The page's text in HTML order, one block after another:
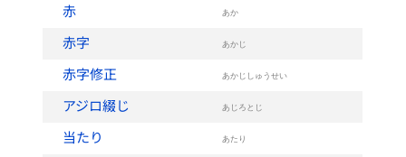
赤 あか
赤字 あかじ
赤字修正 あかじしゅうせい
アジロ綴じ あじろとじ
当たり あたり